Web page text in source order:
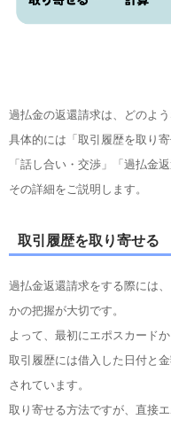
過払金の返還請求は、どのよ
具体的には「取引履歴を取り
「話し合い・交渉」「過払金
その詳細をご説明します。
取引履歴を取り寄せる
過払金返還請求をする際には
かの把握が大切です。
よって、最初にエポスカード
取引履歴には借入した日付と
されています。
取り寄せる方法ですが、直接